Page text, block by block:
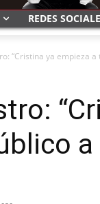
REDES
“Cristina ya empieza